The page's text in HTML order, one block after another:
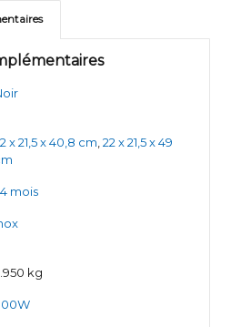
x 21,5 x 40,8 cm 22 x 21,5 x 49
mois
kg